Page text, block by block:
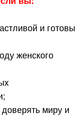
и готовы
женского
доверять миру и